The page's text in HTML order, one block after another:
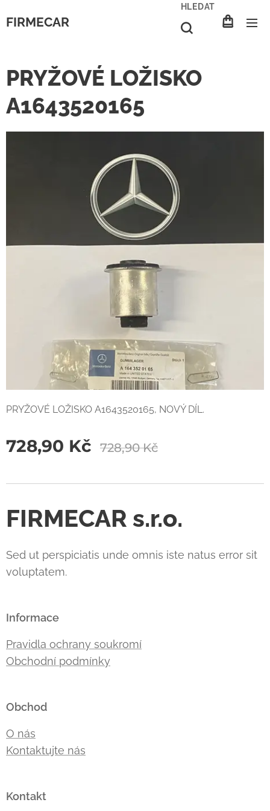
FIRMECAR
HLEDAT
PRYŽOVÉ LOŽISKO
A1643520165
PRYŽOVÉ LOŽISKO A1643520165, NOVÝ DÍL.
728,90 Kč 728,90Kč
FIRMECAR s.r.o.
Sed ut perspiciatis unde omnis iste natus error sit
voluptatem.
Informace
Pravidla ochrany soukromí
Obchodní podmínky
Obchod
O nás
Kontaktujte nás
Kontakt